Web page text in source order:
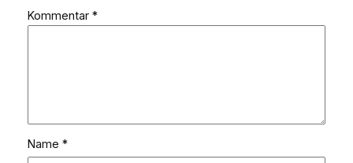
Kommentar *
Name *